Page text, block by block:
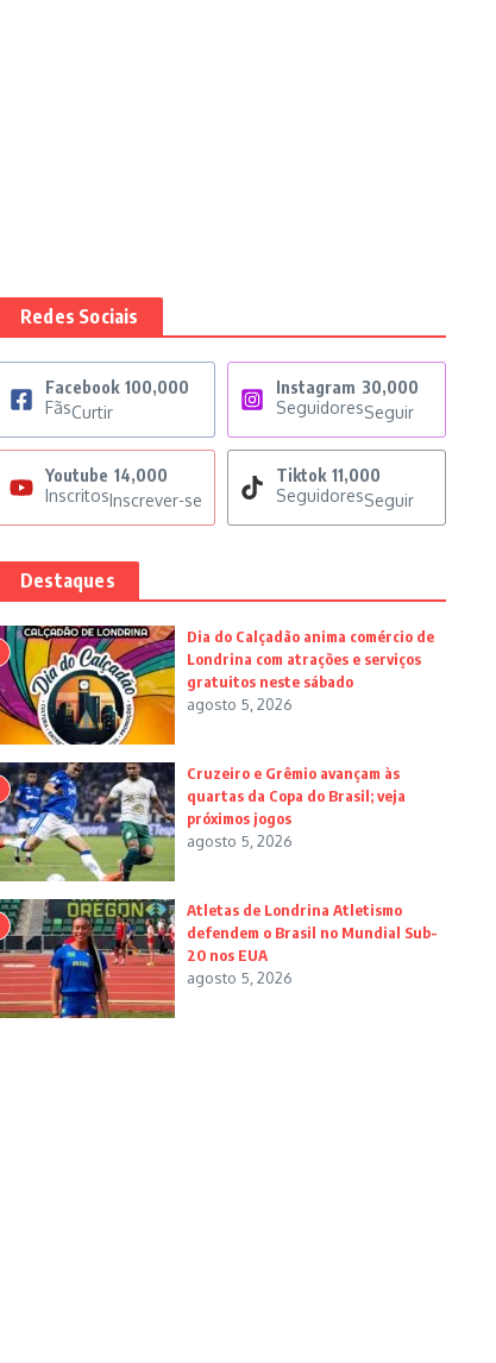
Redes Sociais
Facebook 100,000
FãsCurtir
Instagram 30,000
SeguidoresSeguir
Youtube 14,000
InscritosInscrever-se
Tiktok 11,000
SeguidoresSeguir
Destaques
Dia do Calçadão anima comércio de
Londrina com atrações e serviços
gratuitos neste sábado
agosto 5, 2026
Cruzeiro e Grêmio avançam às
quartas da Copa do Brasil; veja
próximos jogos
agosto 5, 2026
Atletas de Londrina Atletismo
defendem o Brasil no Mundial Sub-
20 nos EUA
agosto 5, 2026